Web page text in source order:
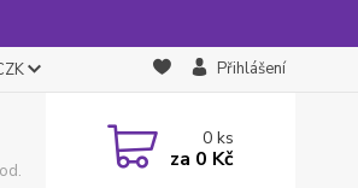
Přihlášení
0ks
za 0 Kč